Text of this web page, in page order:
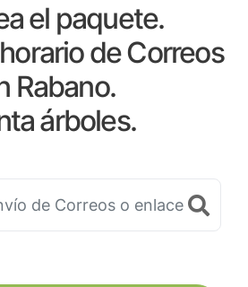
el paquete.
de Correos
Rabano.
árboles.